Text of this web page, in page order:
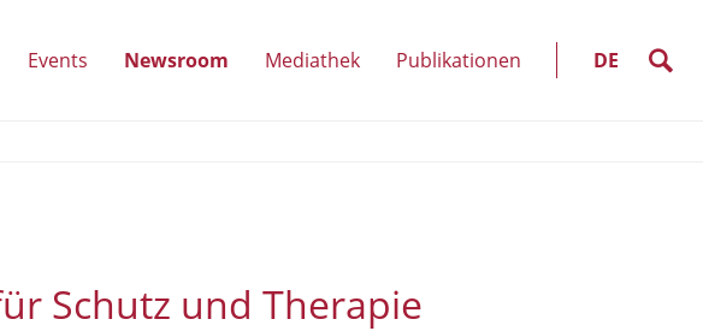
suche
LANGUAGE
DE
Events (Unterpunkte
Newsroom (Unterpunkte
Mediathek Publikationen
Schutz und Therapie